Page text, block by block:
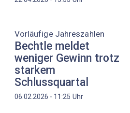
Vorläufige Jahreszahlen
Bechtle meldet
weniger Gewinn trotz
starkem
Schlussquartal
06.02.2026 - 11:25 Uhr